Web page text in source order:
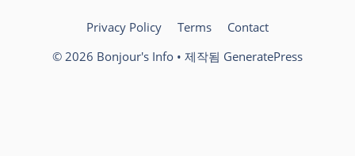
Privacy Policy Terms
Contact
© 2026 Bonjour's Info • 제작됨 GeneratePress